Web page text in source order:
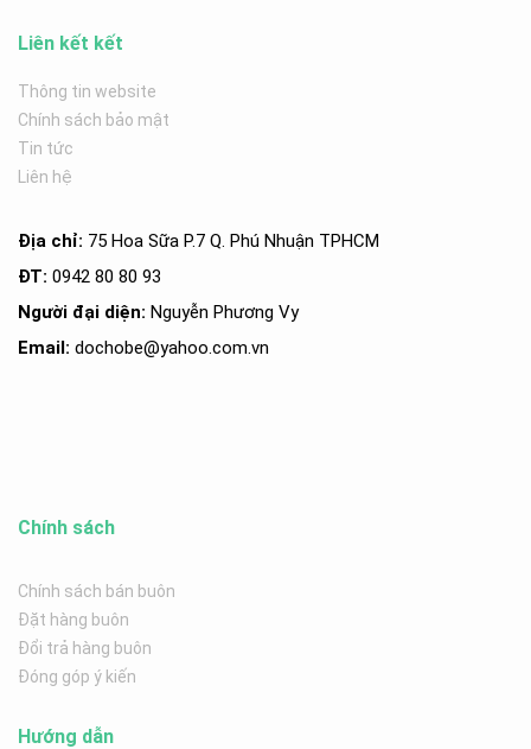
Liên kết kết
Thông tin website
Chính sách bảo mật
Tin tức
Liên hệ
Địa chỉ: 75 Hoa Sữa P.7 Q. Phú Nhuận TPHCM
ĐT: 0942 80 80 93
Người đại diện: Nguyễn Phương Vy
Email: dochobe@yahoo.com.vn
Chính sách
Chính sách bán buôn
Đặt hàng buôn
Đổi trả hàng buôn
Đóng góp ý kiến
Hướng dẫn